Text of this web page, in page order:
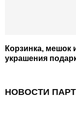
Корзинка, мешок
украшения
НОВОСТИ